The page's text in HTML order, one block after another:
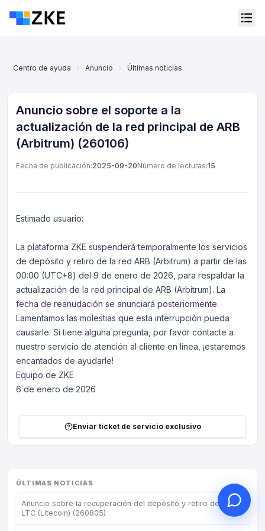
Centro de ayuda Anuncio Últimas noticias
Anuncio sobre el soporte a la
actualización de la red principal de ARB
(Arbitrum) (260106)
Fecha de publicación:2025-09-20Número de lecturas:15
Estimado usuario:
La plataforma ZKE suspenderá temporalmente los servicios
de depósito y retiro de la red ARB (Arbitrum) a partir de las
00:00 (UTC+8) del 9 de enero de 2026, para respaldar la
actualización de la red principal de ARB (Arbitrum). La
fecha de reanudación se anunciará posteriormente.
Lamentamos las molestias que esta interrupción pueda
causarle. Si tiene alguna pregunta, por favor contacte a
nuestro servicio de atención al cliente en línea, ¡estaremos
encantados de ayudarle!
Equipo de ZKE
6 de enero de 2026
Enviar ticket de servicio exclusivo
ÚLTIMAS NOTICIAS
Anuncio sobre la recuperación del depósito y retiro de la red
LTC (Litecoin) (260805)
Servicio al cliente en línea
Hola, ¿en qué puedo
ayudarle?
Consultar estado del ticket